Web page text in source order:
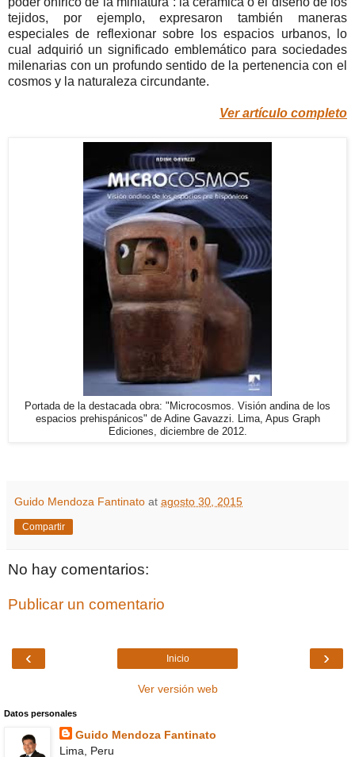
tejidos, por ejemplo, expresaron también maneras
especiales de reflexionar sobre los espacios urbanos, lo
cual adquirió un significado emblemático para sociedades
milenarias con un profundo sentido de la pertenencia con el
cosmos y la naturaleza circundante.
Ver artículo completo
Portada de la destacada obra: "Microcosmos. Visión andina de los
espacios prehispánicos" de Adine Gavazzi. Lima, Apus Graph
Ediciones, diciembre de 2012.
Guido Mendoza Fantinato at agosto 30, 2015
Compartir
No hay comentarios:
Publicar un comentario
‹ ›
Inicio
Ver versión web
Datos personales
Guido Mendoza Fantinato
Lima, Peru